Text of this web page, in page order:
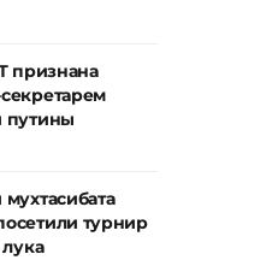
признана
путины
турнир